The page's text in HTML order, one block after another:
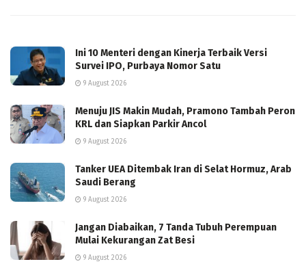
Ini 10 Menteri dengan Kinerja Terbaik Versi
Survei IPO, Purbaya Nomor Satu
9 August 2026
Menuju JIS Makin Mudah, Pramono Tambah Peron
KRL dan Siapkan Parkir Ancol
9 August 2026
Tanker UEA Ditembak Iran di Selat Hormuz, Arab
Saudi Berang
9 August 2026
Jangan Diabaikan, 7 Tanda Tubuh Perempuan
Mulai Kekurangan Zat Besi
9 August 2026